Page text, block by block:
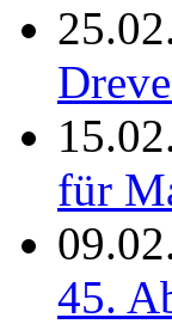
für
45.